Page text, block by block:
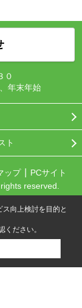
０
年末年始
ト
ップ
PCサイト
reserved.
向上検討を目的と
ください。